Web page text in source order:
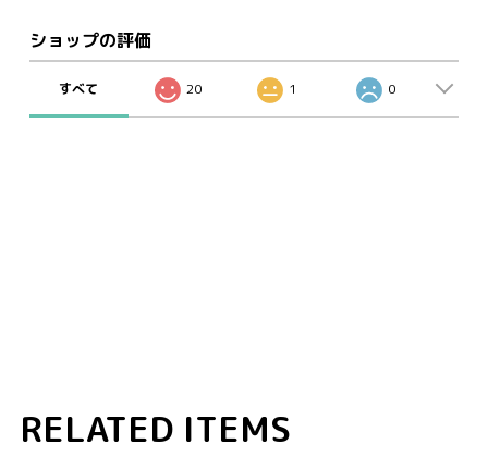
ショップの評価
すべて 20 1 0
RELATED ITEMS